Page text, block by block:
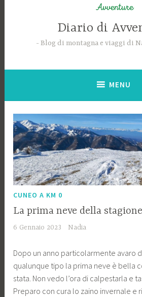
Diario di
Blog di montagna e viaggi di
MENU
CUNEO A KM 0
La prima neve della stagione
6 Gennaio 2023 Nadia
Dopo un anno particolarmente avaro
qualunque tipo la prima neve è bella
stata. Non vedo l’ora di calpestarla e
Preparo con cura lo zaino invernale e